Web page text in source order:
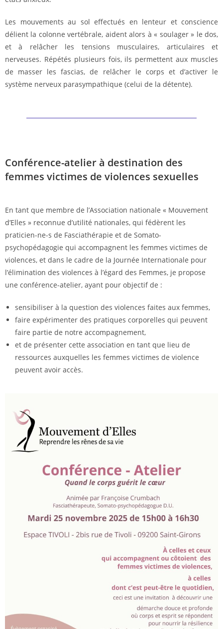
Les mouvements au sol effectués en lenteur et conscience
délient la colonne vertébrale, aident alors à « soulager » le dos,
et à relâcher les tensions musculaires, articulaires et
nerveuses. Répétés plusieurs fois, ils permettent aux muscles
de masser les fascias, de relâcher le corps et d’activer le
système nerveux parasympathique (celui de la détente).
Conférence-atelier à destination des
femmes victimes de violences sexuelles
En tant que membre de l’Association nationale « Mouvement
d’Elles » reconnue d’utilité nationales, qui fédèrent les
praticien-ne-s de Fasciathérapie et de Somato-
psychopédagogie qui accompagnent les femmes victimes de
violences, et dans le cadre de la Journée Internationale pour
l’élimination des violences à l’égard des Femmes, je propose
une conférence-atelier, ayant pour objectif de :
sensibiliser à la question des violences faites aux femmes,
faire expérimenter des pratiques corporelles qui peuvent
faire partie de notre accompagnement,
et de présenter cette association en tant que lieu de
ressources auxquelles les femmes victimes de violence
peuvent avoir accès.